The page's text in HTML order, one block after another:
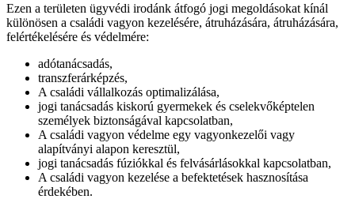
Ezen a területen ügyvédi irodánk átfogó jogi megoldásokat kínál
különösen a családi vagyon kezelésére, átruházására, átruházására,
felértékelésére és védelmére:
adótanácsadás,
transzferárképzés,
A családi vállalkozás optimalizálása,
jogi tanácsadás kiskorú gyermekek és cselekvőképtelen
személyek biztonságával kapcsolatban,
A családi vagyon védelme egy vagyonkezelői vagy
alapítványi alapon keresztül,
jogi tanácsadás fúziókkal és felvásárlásokkal kapcsolatban,
A családi vagyon kezelése a befektetések hasznosítása
érdekében.